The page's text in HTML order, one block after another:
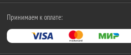
Принимаем к оплате: